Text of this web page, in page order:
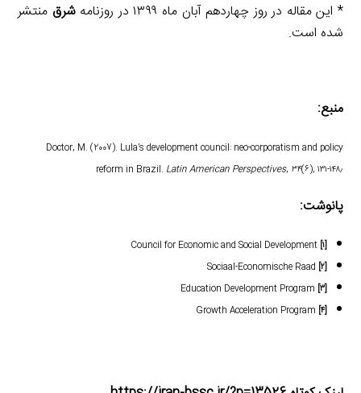
* این مقاله در روز چهاردهم آبان ماه ۱۳۹۹ در روزنامه
شرق منتشر
شده است.
منبع:
Doctor, M. (2007). Lula’s development council: neo-corporatism and policy
reform in Brazil. Latin American Perspectives, ۳۴(۶), ۱۳۱-۱۴۸٫
پانوشت:
[۱] Council for Economic and Social Development
[۲]
[۳]
[۴]